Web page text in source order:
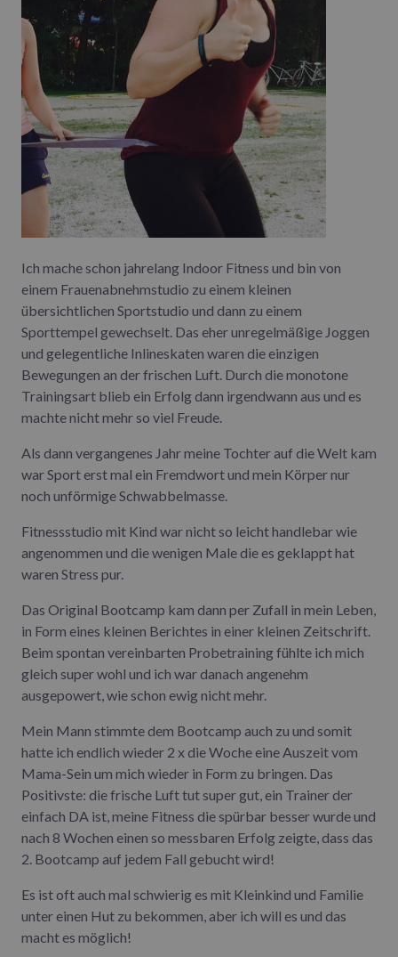
Ich mache schon jahrelang Indoor Fitness und bin von
einem Frauenabnehmstudio zu einem kleinen
übersichtlichen Sportstudio und dann zu einem
Sporttempel gewechselt. Das eher unregelmäßige Joggen
und gelegentliche Inlineskaten waren die einzigen
Bewegungen an der frischen Luft. Durch die monotone
Trainingsart blieb ein Erfolg dann irgendwann aus und es
machte nicht mehr so viel Freude.
Als dann vergangenes Jahr meine Tochter auf die Welt kam
war Sport erst mal ein Fremdwort und mein Körper nur
noch unförmige Schwabbelmasse.
Fitnessstudio mit Kind war nicht so leicht handlebar wie
angenommen und die wenigen Male die es geklappt hat
waren Stress pur.
Das Original Bootcamp kam dann per Zufall in mein Leben,
in Form eines kleinen Berichtes in einer kleinen Zeitschrift.
Beim spontan vereinbarten Probetraining fühlte ich mich
gleich super wohl und ich war danach angenehm
ausgepowert, wie schon ewig nicht mehr.
Mein Mann stimmte dem Bootcamp auch zu und somit
hatte ich endlich wieder 2 x die Woche eine Auszeit vom
Mama-Sein um mich wieder in Form zu bringen. Das
Positivste: die frische Luft tut super gut, ein Trainer der
einfach DA ist, meine Fitness die spürbar besser wurde und
nach 8 Wochen einen so messbaren Erfolg zeigte, dass das
2. Bootcamp auf jedem Fall gebucht wird!
Es ist oft auch mal schwierig es mit Kleinkind und Familie
unter einen Hut zu bekommen, aber ich will es und das
macht es möglich!